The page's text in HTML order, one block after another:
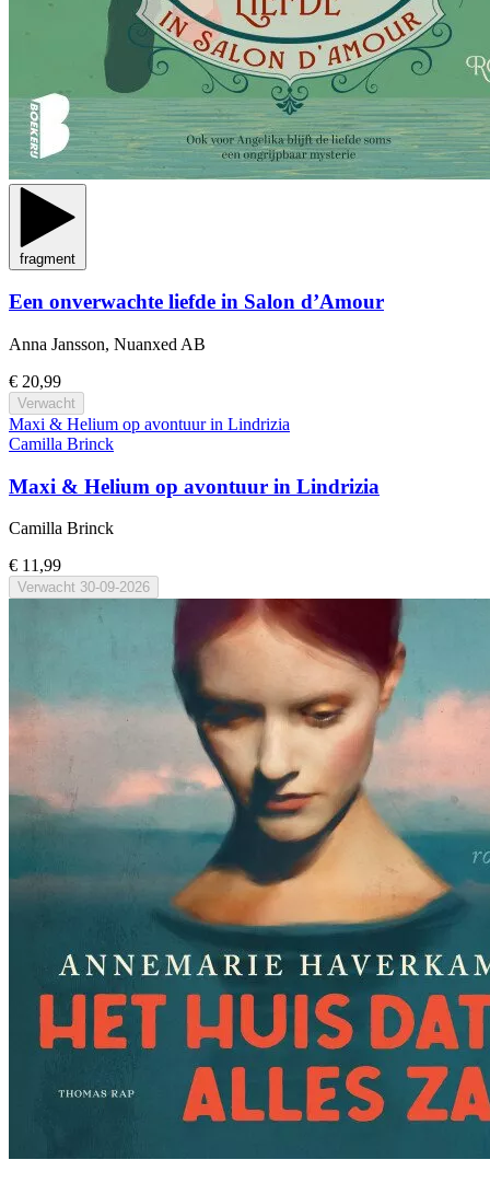
fragment
Een onverwachte liefde in Salon d’Amour
Anna Jansson, Nuanxed AB
€ 20,99
Verwacht
Maxi & Helium op avontuur in Lindrizia
Camilla Brinck
Maxi & Helium op avontuur in Lindrizia
Camilla Brinck
€ 11,99
Verwacht 30-09-2026